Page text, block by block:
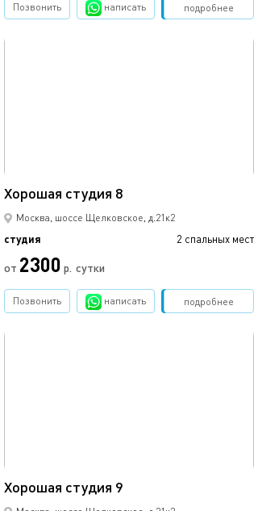
подробнее
Позвонить написать Забронировать
Хорошая студия 8
Москва, шоссе Щелковское, д.21к2
студия 2 спальных мест
от 2300 р. сутки
подробнее
Позвонить написать Забронировать
Хорошая студия 9